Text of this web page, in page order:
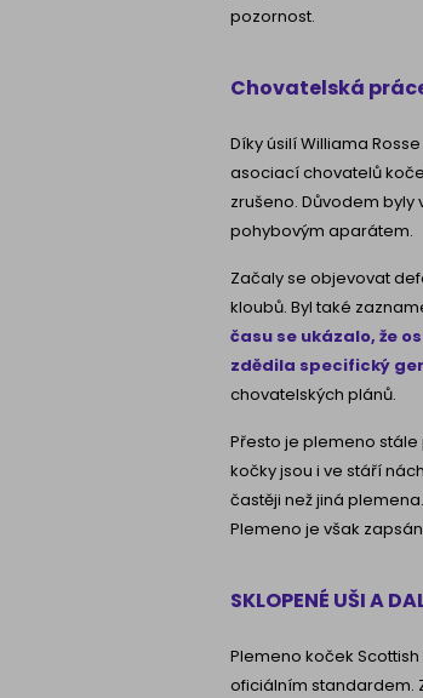
pozornost.
Chovatelská
Díky úsilí Williama
asociací chovatelů
zrušeno. Důvodem
pohybovým aparátem.
Začaly se objevovat
kloubů. Byl také
času se ukázalo, že
zdědila specifický
chovatelských plánů.
Přesto je plemeno
kočky jsou i ve stáří
častěji než jiná
Plemeno je však
SKLOPENÉ UŠI A
Plemeno koček
oficiálním standardem.